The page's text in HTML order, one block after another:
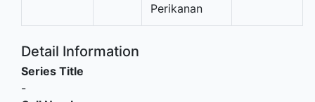
Perikanan
Detail Information
Series Title
-